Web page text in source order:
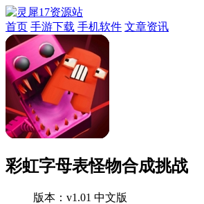
首页 手游下载 手机软件 文章资讯
彩虹字母表怪物合成挑战
版本： v1.01 中文版